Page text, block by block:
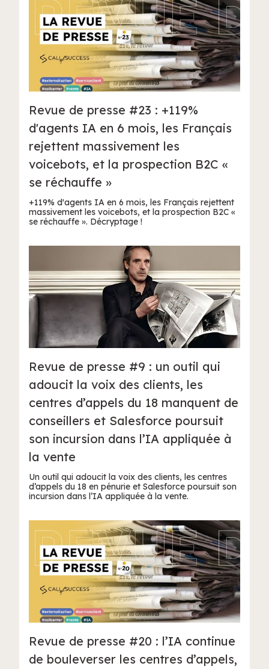
Revue de presse #23 : +119%
d'agents IA en 6 mois, les Français
rejettent massivement les
voicebots, et la prospection B2C «
se réchauffe »
+119% d'agents IA en 6 mois, les Français rejettent
massivement les voicebots, et la prospection B2C «
se réchauffe ». Décryptage !
Revue de presse #9 : un outil qui
adoucit la voix des clients, les
centres d’appels du 18 manquent de
conseillers et Salesforce poursuit
son incursion dans l’IA appliquée à
la vente
Un outil qui adoucit la voix des clients, les centres
d’appels du 18 en pénurie et Salesforce poursuit son
incursion dans l’IA appliquée à la vente.
Revue de presse #20 : l’IA continue
de bouleverser les centres d’appels,